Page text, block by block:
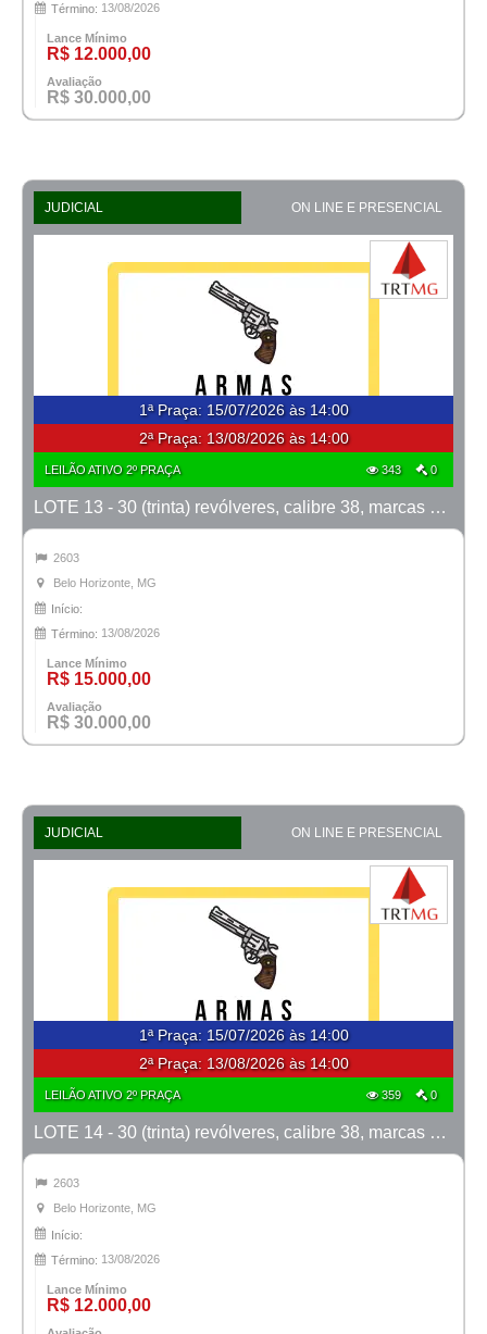
Término: 13/08/2026
Lance Mínimo
R$ 12.000,00
Avaliação
R$ 30.000,00
JUDICIAL ON LINE E PRESENCIAL
1ª Praça: 15/07/2026 às 14:00
2ª Praça: 13/08/2026 às 14:00
LEILÃO ATIVO 2º PRAÇA 343 0
LOTE 13 - 30 (trinta) revólveres, calibre 38, marcas Taurus e Rossi
2603
Belo Horizonte, MG
Início:
Término: 13/08/2026
Lance Mínimo
R$ 15.000,00
Avaliação
R$ 30.000,00
JUDICIAL ON LINE E PRESENCIAL
1ª Praça: 15/07/2026 às 14:00
2ª Praça: 13/08/2026 às 14:00
LEILÃO ATIVO 2º PRAÇA 359 0
LOTE 14 - 30 (trinta) revólveres, calibre 38, marcas Taurus e Rossi
2603
Belo Horizonte, MG
Início:
Término: 13/08/2026
Lance Mínimo
R$ 12.000,00